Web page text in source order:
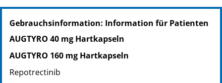
PZN: 19236863
PPN: 111923686325
NTIN: 04150192368634
PPN: 111923688678
NTIN: 04150192368863
Gebrauchsinformation: Information für Patienten
AUGTYRO 40 mg Hartkapseln
AUGTYRO 160 mg Hartkapseln
Repotrectinib